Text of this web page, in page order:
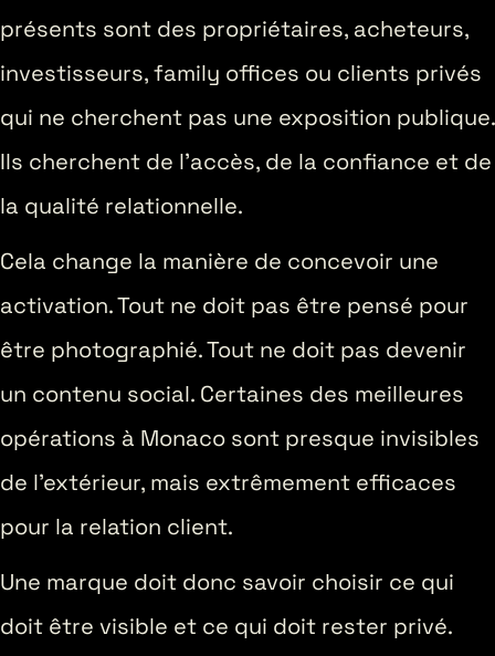
présents sont des propriétaires, acheteurs,
investisseurs, family offices ou clients privés
qui ne cherchent pas une exposition publique.
Ils cherchent de l’accès, de la confiance et de
la qualité relationnelle.
Cela change la manière de concevoir une
activation. Tout ne doit pas être pensé pour
être photographié. Tout ne doit pas devenir
un contenu social. Certaines des meilleures
opérations à Monaco sont presque invisibles
de l’extérieur, mais extrêmement efficaces
pour la relation client.
Une marque doit donc savoir choisir ce qui
doit être visible et ce qui doit rester privé.